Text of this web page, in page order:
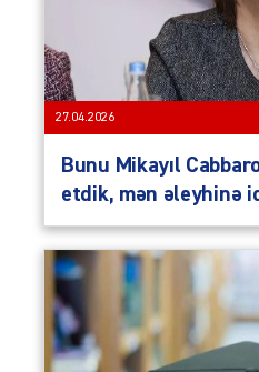
27.04.2026
Bunu Mikayıl
etdik, mən əleyhinə